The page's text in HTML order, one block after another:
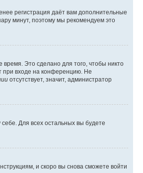
регистрация даёт вам дополнительные
минут, поэтому мы рекомендуем это
время. Это сделано для того, чтобы никто
при входе на конференцию. Не
отсутствует, значит, администратор
Для всех остальных вы будете
и скоро вы снова сможете войти